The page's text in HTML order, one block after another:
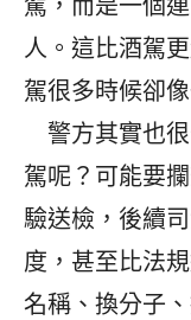
駕，而是一個
人。這比酒駕
駕很多時候卻
警方其實也
駕呢？可能要
驗送檢，後續
度，甚至比法
名稱、換分子